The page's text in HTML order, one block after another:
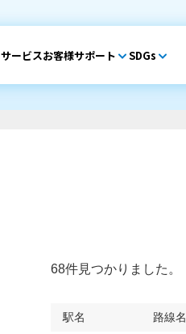
サービスお客様サポート SDGs
68件見つかりました。
駅名 路線名